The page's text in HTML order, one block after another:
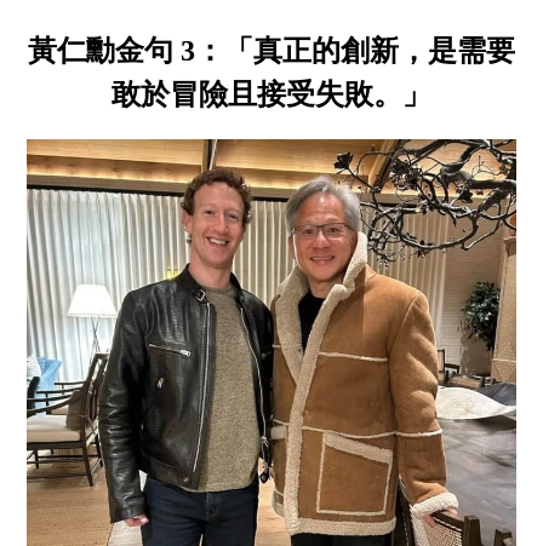
黃仁勳金句 3：「真正的創新，是需要
敢於冒險且接受失敗。」